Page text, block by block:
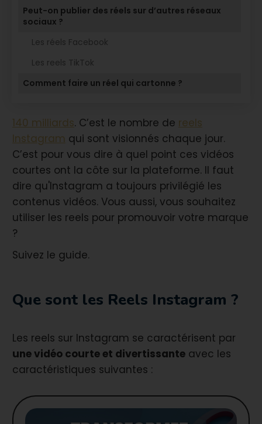
Peut-on publier des réels sur d’autres réseaux
sociaux ?
Les réels Facebook
Les reels TikTok
Comment faire un réel qui cartonne ?
140 milliards. C’est le nombre de reels
Instagram qui sont visionnés chaque jour.
C’est pour vous dire à quel point ces vidéos
courtes ont la côte sur la plateforme. Il faut
dire qu'Instagram a toujours privilégié les
contenus vidéos. Vous aussi, vous souhaitez
utiliser les reels pour promouvoir votre marque
?
Suivez le guide.
Que sont les Reels Instagram ?
Les reels sur Instagram se caractérisent par
une vidéo courte et divertissante avec les
caractéristiques suivantes :